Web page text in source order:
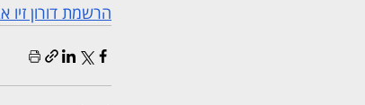
הרשמת דורון זיו אב